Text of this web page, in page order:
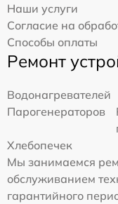
Наши услуги
Согласие на
Способы оплаты
Ремонт
Водонагревателей
Парогенераторов
Хлебопечек
Мы занимаемся
обслуживанием
гарантийного